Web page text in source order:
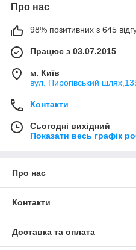
Про нас
98% позитивних з 645
Працює з 03.07.2015
м. Київ
вул. Пирогівський
Контакти
Сьогодні вихідний
Показати весь графік
Про нас
Контакти
Доставка та оплата